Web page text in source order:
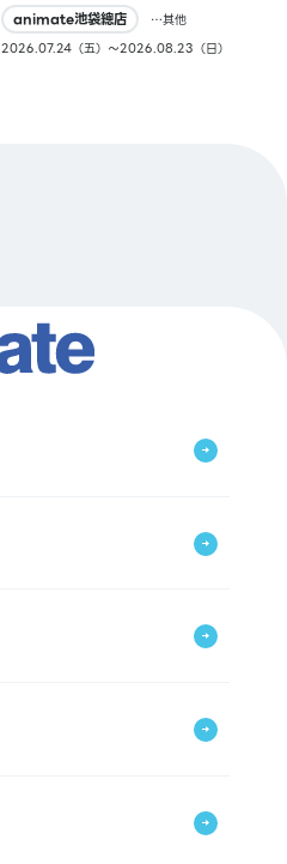
animate池袋總店
…其他
2026.07.24（五）〜2026.08.23（日）